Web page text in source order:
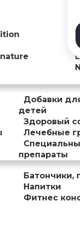
Добавки
детей
Здоровый
Лечебные
препараты
Батончики,
Напитки
Фитнес